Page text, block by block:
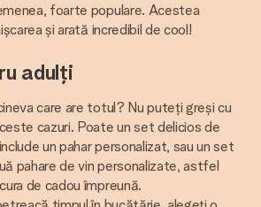
foarte populare. Acestea
și arată incredibil de cool!
adulți
care are totul? Nu puteți greși cu
cazuri. Poate un set delicios de
un pahar personalizat, sau un set
pahare de vin personalizate, astfel
de cadou împreună.